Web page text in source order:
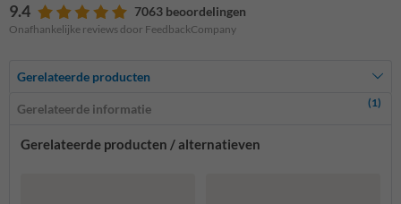
9.4 7063 beoordelingen
Onafhankelijke reviews door FeedbackCompany
Gerelateerde producten
Gerelateerde informatie (1)
Gerelateerde producten / alternatieven